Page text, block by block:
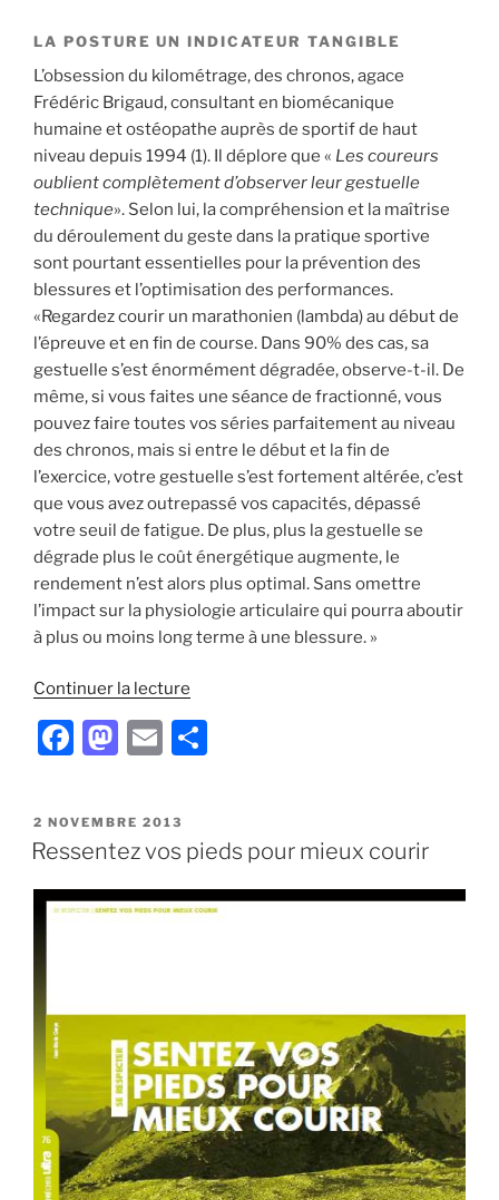
LA POSTURE UN INDICATEUR TANGIBLE
L’obsession du kilométrage, des chronos, agace
Frédéric Brigaud, consultant en biomécanique
humaine et ostéopathe auprès de sportif de haut
niveau depuis 1994 (1). Il déplore que « Les coureurs
oublient complètement d’observer leur gestuelle
technique». Selon lui, la compréhension et la maîtrise
du déroulement du geste dans la pratique sportive
sont pourtant essentielles pour la prévention des
blessures et l’optimisation des performances.
«Regardez courir un marathonien (lambda) au début de
l’épreuve et en fin de course. Dans 90% des cas, sa
gestuelle s’est énormément dégradée, observe-t-il. De
même, si vous faites une séance de fractionné, vous
pouvez faire toutes vos séries parfaitement au niveau
des chronos, mais si entre le début et la fin de
l’exercice, votre gestuelle s’est fortement altérée, c’est
que vous avez outrepassé vos capacités, dépassé
votre seuil de fatigue. De plus, plus la gestuelle se
dégrade plus le coût énergétique augmente, le
rendement n’est alors plus optimal. Sans omettre
l’impact sur la physiologie articulaire qui pourra aboutir
à plus ou moins long terme à une blessure. »
Continuer la lecture
moins
F
c
e
b
o
M
st
o
d
o
E
ai
l
g
er
PUBLIÉ
LE
2 NOVEMBRE 2013
Ressentez vos pieds pour mieux courir